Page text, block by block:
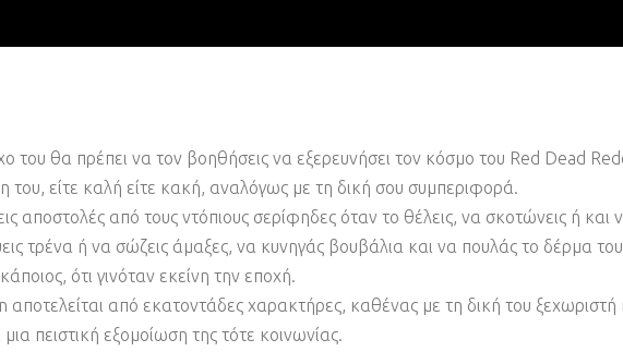
του θα πρέπει να τον βοηθήσεις να εξερευνήσει τον κόσμο του Red Dead
του, είτε καλή είτε κακή, αναλόγως με τη δική σου συμπεριφορά.
αποστολές από τους ντόπιους σερίφηδες όταν το θέλεις, να σκοτώνεις ή και
τρένα ή να σώζεις άμαξες, να κυνηγάς βουβάλια και να πουλάς το δέρμα
ότι γινόταν εκείνη την εποχή.
από εκατοντάδες χαρακτήρες, καθένας με τη δική του ξεχωριστή
πειστική εξομοίωση της τότε κοινωνίας.